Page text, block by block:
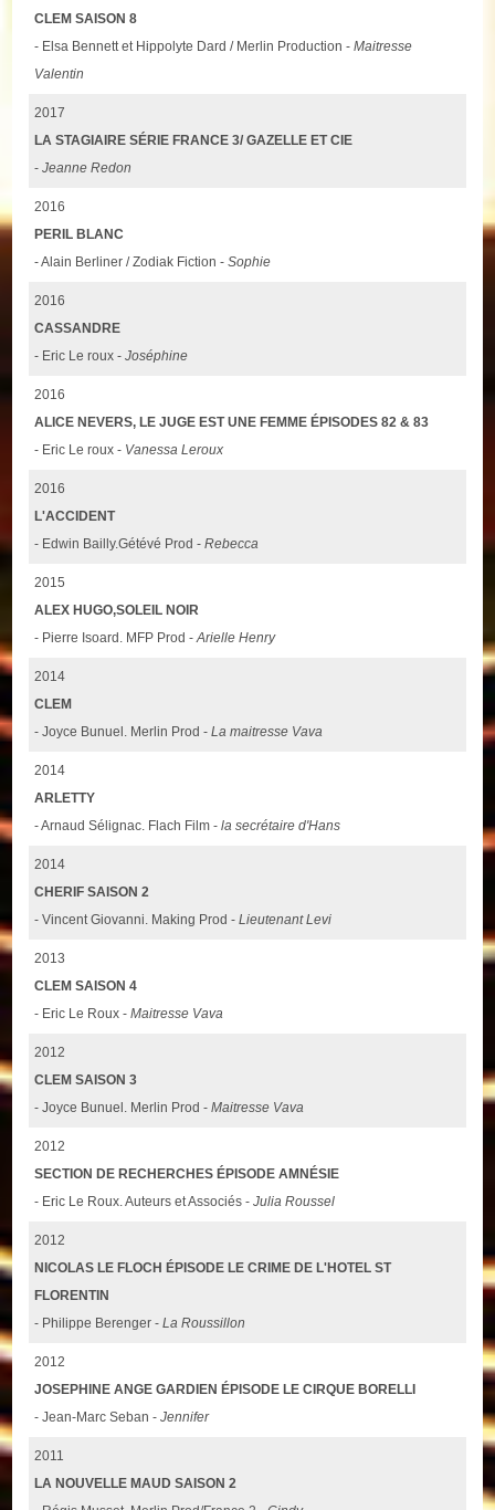
CLEM SAISON 8
- Elsa Bennett et Hippolyte Dard / Merlin Production -Maitresse
Valentin
2017
LA STAGIAIRE SÉRIE FRANCE 3/ GAZELLE ET CIE
-Jeanne Redon
2016
PERIL BLANC
- Alain Berliner / Zodiak Fiction -Sophie
2016
CASSANDRE
- Eric Le roux -Joséphine
2016
ALICE NEVERS, LE JUGE EST UNE FEMME ÉPISODES 82 & 83
- Eric Le roux - Vanessa Leroux
2016
L'ACCIDENT
- Edwin Bailly.Gétévé Prod -Rebecca
2015
ALEX HUGO,SOLEIL NOIR
- Pierre Isoard. MFP Prod -Arielle Henry
2014
CLEM
- Joyce Bunuel. Merlin Prod -La maitresse Vava
2014
ARLETTY
- Arnaud Sélignac. Flach Film -la secrétaire d'Hans
2014
CHERIF SAISON 2
- Vincent Giovanni. Making Prod -Lieutenant Levi
2013
CLEM SAISON 4
- Eric Le Roux -Maitresse Vava
2012
CLEM SAISON 3
- Joyce Bunuel. Merlin Prod -Maitresse Vava
2012
SECTION DE RECHERCHES ÉPISODE AMNÉSIE
- Eric Le Roux. Auteurs et Associés -Julia Roussel
2012
NICOLAS LE FLOCH ÉPISODE LE CRIME DE L'HOTEL ST
FLORENTIN
- Philippe Berenger -La Roussillon
2012
JOSEPHINE ANGE GARDIEN ÉPISODE LE CIRQUE BORELLI
- Jean-Marc Seban -Jennifer
2011
LA NOUVELLE MAUD SAISON 2